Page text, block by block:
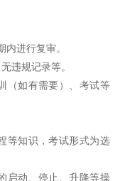
进行复审。
违规记录等。
（如有需要）、考试等
等知识，考试形式为选
启动、停止、升降等操